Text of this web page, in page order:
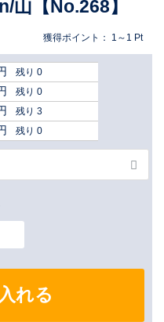
山【No.268】
獲得ポイント： 1～1 Pt
残り 0
残り 0
残り 3
残り 0
れる